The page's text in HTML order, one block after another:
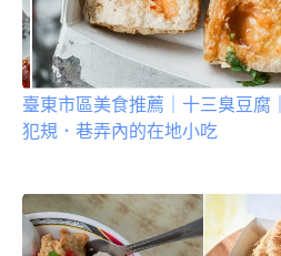
臺東市區美食推薦｜十三臭豆腐
犯規．巷弄內的在地小吃